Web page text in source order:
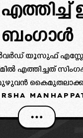
എത്തിച്ച്
ബംഗാൾ
യൂസുഫ്
എത്തിച്ചത്